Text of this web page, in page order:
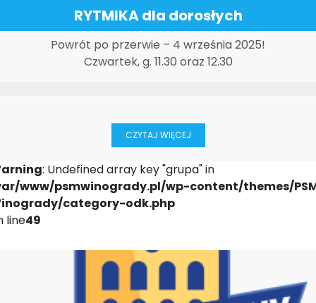
RYTMIKA dla dorosłych
Powrót po przerwie – 4 września 2025!
Czwartek, g. 11.30 oraz 12.30
CZYTAJ WIĘCEJ
: Undefined array key "grupa" in
www/psmwinogrady.pl/wp-content/themes/
category-odk.php
line49